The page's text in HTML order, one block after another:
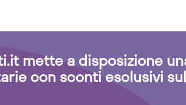
mette a disposizione
con sconti esclusivi